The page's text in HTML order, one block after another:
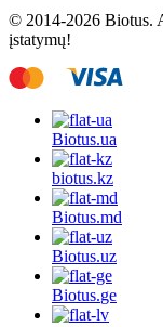
© 2014-2026 Biotus.
įstatymų!
Biotus.ua
biotus.kz
Biotus.md
Biotus.uz
Biotus.ge